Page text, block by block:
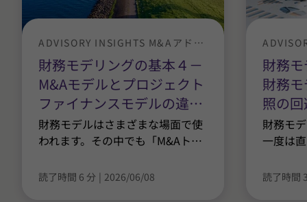
財務モデリングの基本４－
M&Aモデルとプロジェクト
ファイナンスモデルの違…
ADVISORY INSIGHTS M&Aアドバイザリー
財務モデルはさまざまな場面で使
われます。その中でも「M&Aト…
読了時間 6 分 | 2026/06/08
財務
財務
照の
財務モ
一度は
読了時間